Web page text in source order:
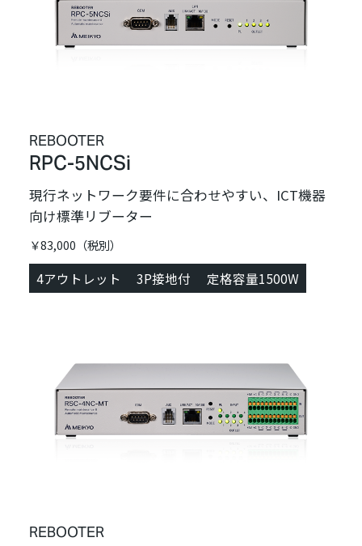
REBOOTER
RPC-5NCSi
現行ネットワーク要件に合わせやすい、ICT機器
向け標準リブーター
￥83,000（税別）
4アウトレット 3P接地付 定格容量1500W
REBOOTER